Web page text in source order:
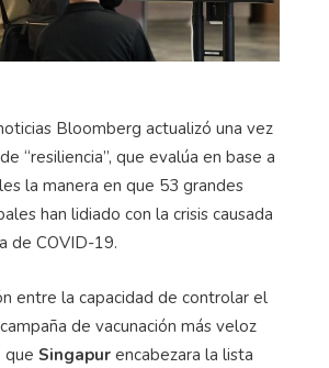
Bloomberg actualizó una vez
“resiliencia”, que evalúa en base a
la manera en que 53 grandes
han lidiado con la crisis causada
de COVID-19.
entre la capacidad de controlar el
de vacunación más veloz
que Singapur encabezara la lista